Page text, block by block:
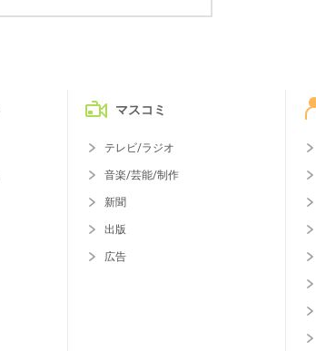
マスコミ
テレビ/ラジオ
音楽/芸能/制作
新聞
出版
広告